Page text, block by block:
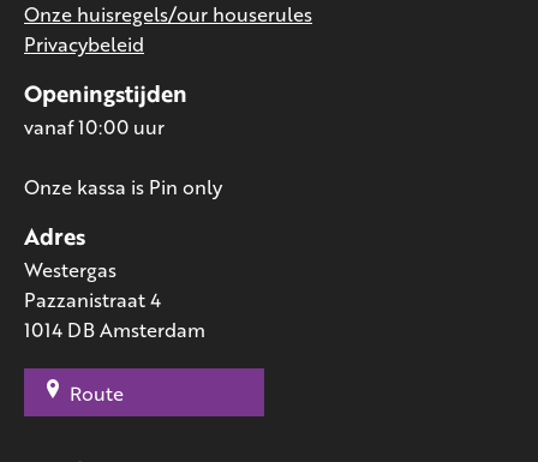
Adres
Westergas
Pazzanistraat 4
1014 DB Amsterdam
Route
Openingstijden
vanaf 10:00 uur
Onze kassa is Pin only
Onze huisregels/our houserules
Privacybeleid